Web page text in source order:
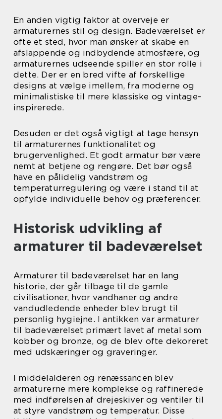
En anden vigtig faktor at overveje er
armaturernes stil og design. Badeværelset er
ofte et sted, hvor man ønsker at skabe en
afslappende og indbydende atmosfære, og
armaturernes udseende spiller en stor rolle i
dette. Der er en bred vifte af forskellige
designs at vælge imellem, fra moderne og
minimalistiske til mere klassiske og vintage-
inspirerede.
Desuden er det også vigtigt at tage hensyn
til armaturernes funktionalitet og
brugervenlighed. Et godt armatur bør være
nemt at betjene og rengøre. Det bør også
have en pålidelig vandstrøm og
temperaturregulering og være i stand til at
opfylde individuelle behov og præferencer.
Historisk udvikling af
armaturer til badeværelset
Armaturer til badeværelset har en lang
historie, der går tilbage til de gamle
civilisationer, hvor vandhaner og andre
vandudledende enheder blev brugt til
personlig hygiejne. I antikken var armaturer
til badeværelset primært lavet af metal som
kobber og bronze, og de blev ofte dekoreret
med udskæringer og graveringer.
I middelalderen og renæssancen blev
armaturerne mere komplekse og raffinerede
med indførelsen af drejeskiver og ventiler til
at styre vandstrøm og temperatur. Disse